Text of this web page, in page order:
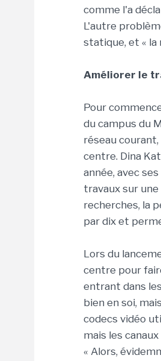
comme l'a
L'autre
statique, et « la
Améliorer le
Pour
du campus du
réseau
centre. Dina
année, avec
travaux sur
recherches, la
par dix et
Lors du
centre pour
entrant dans
bien en soi,
codecs vidéo
mais les
« Alors,